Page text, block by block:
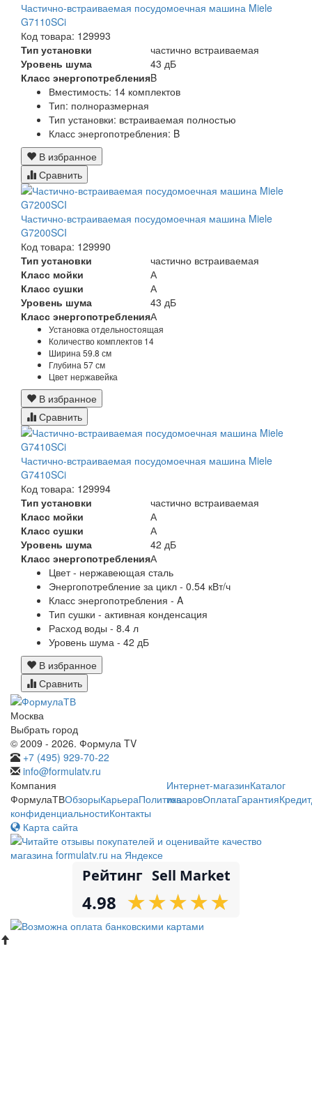
Частично-встраиваемая посудомоечная машина Miele
G7110SCi
Код товара: 129993
Тип установки
частично встраиваемая
Уровень шума
43 дБ
Класс энергопотребленияB
Вместимость: 14 комплектов
Тип: полноразмерная
Тип установки: встраиваемая полностью
Класс энергопотребления: B
В избранное
Сравнить
Частично-встраиваемая посудомоечная машина Miele
G7200SCI
Код товара: 129990
Тип установки
частично встраиваемая
Класс мойки
А
Класс сушки
А
Уровень шума
43 дБ
Класс энергопотребленияА
Установка отдельностоящая
Количество комплектов 14
Ширина 59.8 см
Глубина 57 см
Цветнержавейка
В избранное
Сравнить
Частично-встраиваемая посудомоечная машина Miele
G7410SCi
Код товара: 129994
Тип установки
частично встраиваемая
Класс мойки
А
Класс сушки
А
Уровень шума
42 дБ
Класс энергопотребленияА
Цвет - нержавеющая сталь
Энергопотребление за цикл - 0.54 кВт/ч
Класс энергопотребления - A
Тип сушки - активная конденсация
Расход воды - 8.4 л
Уровень шума - 42 дБ
В избранное
Сравнить
Москва
Выбрать город
© 2009 - 2026. Формула TV
+7 (495) 929-70-22
info@formulatv.ru
Компания
ФормулаТВОбзорыКарьераПолитика
конфиденциальностиКонтакты
Интернет-магазинКаталог
товаровОплатаГарантияКредит
Карта сайта
Рейтинг Sell Market
4.98 ★
★★
★★
★★
★★
★